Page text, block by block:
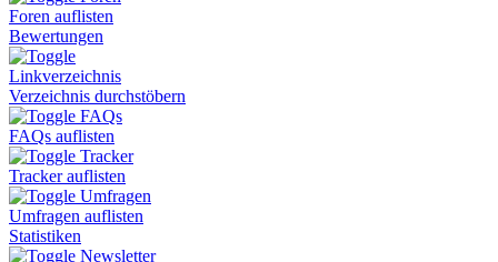
Foren auflisten
Bewertungen
Linkverzeichnis
Verzeichnis durchstöbern
FAQs
FAQs auflisten
Tracker
Tracker auflisten
Umfragen
Umfragen auflisten
Statistiken
Newsletter